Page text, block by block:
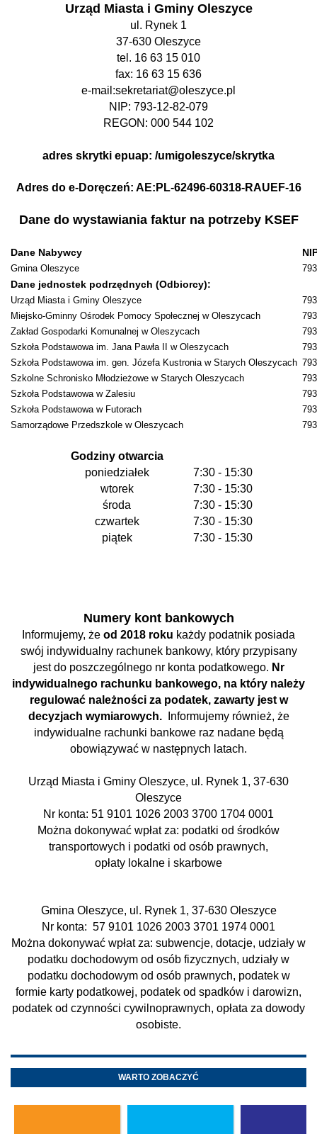
Urząd Miasta i Gminy Oleszyce
ul. Rynek 1
37-630 Oleszyce
tel. 16 63 15 010
fax: 16 63 15 636
e-mail:sekretariat@oleszyce.pl
NIP: 793-12-82-079
REGON: 000 544 102
adres skrytki epuap: /umigoleszyce/skrytka
Adres do e-Doręczeń: AE:PL-62496-60318-RAUEF-16
Dane do wystawiania faktur na potrzeby KSEF
Dane Nabywcy
Gmina Oleszyce
Dane jednostek podrzędnych (Odbiorcy):
Urząd Miasta i Gminy Oleszyce
Miejsko-Gminny Ośrodek Pomocy Społecznej w Oleszycach
Zakład Gospodarki Komunalnej w Oleszycach
Szkoła Podstawowa im. Jana Pawła II w Oleszycach
Szkoła Podstawowa im. gen. Józefa Kustronia w Starych Oleszycach
Szkolne Schronisko Młodzieżowe w Starych Oleszycach
Szkoła Podstawowa w Zalesiu
Szkoła Podstawowa w Futorach
Samorządowe Przedszkole w Oleszycach
Godziny otwarcia
poniedziałek
7:30 - 15:30
wtorek
7:30 - 15:30
środa
7:30 - 15:30
czwartek
7:30 - 15:30
piątek
7:30 - 15:30
Numery kont bankowych
Informujemy, że od 2018 roku każdy podatnik posiada
swój indywidualny rachunek bankowy, który przypisany
jest do poszczególnego nr konta podatkowego. Nr
indywidualnego rachunku bankowego, na który należy
regulować należności za podatek, zawarty jest w
decyzjach wymiarowych.Informujemy również, że
indywidualne rachunki bankowe raz nadane będą
obowiązywać w następnych latach.
Urząd Miasta i Gminy Oleszyce, ul. Rynek 1, 37-630
Oleszyce
Nr konta: 51 9101 1026 2003 3700 1704 0001
Można dokonywać wpłat za: podatki od środków
transportowych i podatki od osób prawnych,
opłaty lokalne i skarbowe
Gmina Oleszyce, ul. Rynek 1, 37-630 Oleszyce
Nr konta: 57 9101 1026 2003 3701 1974 0001
Można dokonywać wpłat za: subwencje, dotacje, udziały w
podatku dochodowym od osób fizycznych, udziały w
podatku dochodowym od osób prawnych, podatek w
formie karty podatkowej, podatek od spadków i darowizn,
podatek od czynności cywilnoprawnych, opłata za dowody
osobiste.
WARTO ZOBACZYĆ